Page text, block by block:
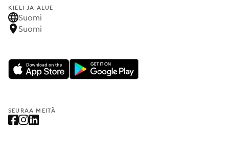
KIELI JA ALUE
Suomi
Suomi
SEURAA MEITÄ